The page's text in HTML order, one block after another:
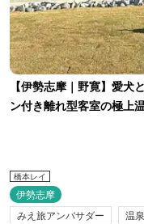
【伊勢志摩｜野寛】愛
ン付き離れ型客室の極上
橋本レイ
伊勢志摩
みえ旅アンバサダー
温